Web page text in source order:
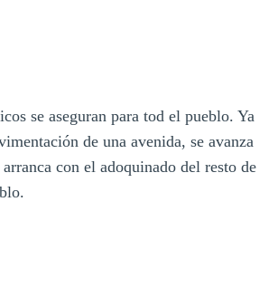
se aseguran para tod el pueblo. Ya
de una avenida, se avanza
con el adoquinado del resto de